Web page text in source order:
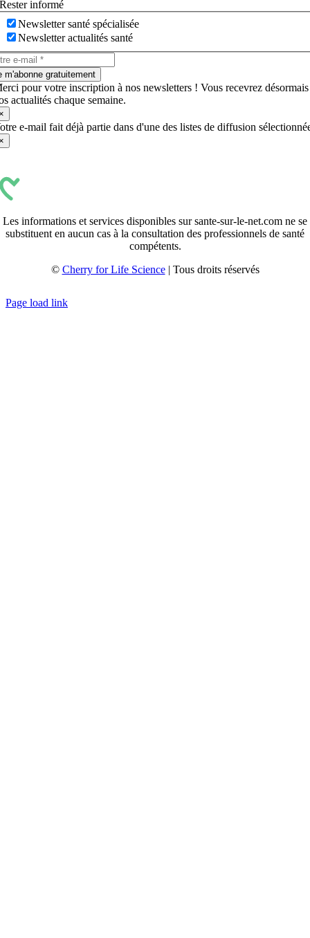
Rester informé
Newsletter santé spécialisée
Newsletter actualités santé
m'abonne gratuitement
pour votre inscription à nos newsletters ! Vous recevrez désormais
actualités chaque semaine.
e-mail fait déjà partie dans d'une des listes de diffusion
Les informations et services disponibles sur sante-sur-le-net.com ne se
substituent en aucun cas à la consultation des professionnels de santé
compétents.
© Cherry for Life Science| Tous droits réservés
Page load link